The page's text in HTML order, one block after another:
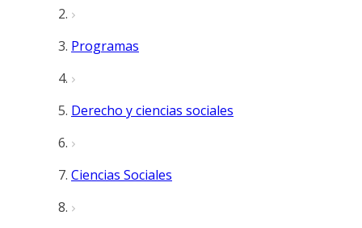
Programas
Derecho y ciencias sociales
Ciencias Sociales